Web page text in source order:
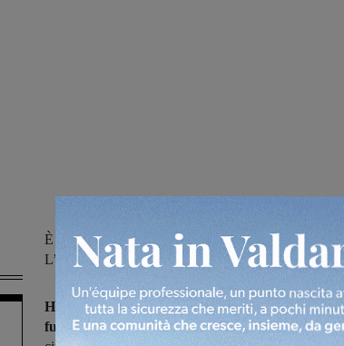
È successo a Castelfranco Piandiscò, la lite partita
L’uomo, con precedenti penali, è stato denunciato
Ha minacciato di morte il vicino di casa, nel
futili motivi, utilizzando un arco e delle frecce.